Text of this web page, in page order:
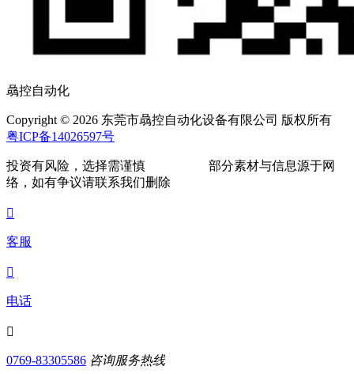
骉控自动化
Copyright © 2026 东莞市骉控自动化设备有限公司 版权所有
粤ICP备14026597号
投资有风险，选择需谨慎 部分素材与信息源于网
络，如有争议请联系我们删除

客服

电话

0769-83305586 咨询服务热线